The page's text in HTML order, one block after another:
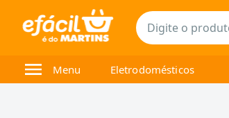
Menu Eletrodomésticos